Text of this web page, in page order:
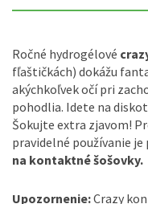
Ročné hydrogélové
fľaštičkách) dokážu
akýchkoľvek očí pri
pohodlia. Idete na
Šokujte extra zjavom!
pravidelné používanie
na kontaktné šošovky.
Upozornenie:Crazy